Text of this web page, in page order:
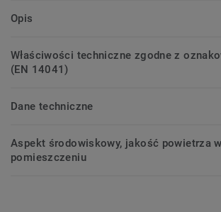
Opis
Właściwości techniczne zgodne z
(EN 14041)
Dane techniczne
Aspekt środowiskowy, jakość powietrza w
pomieszczeniu